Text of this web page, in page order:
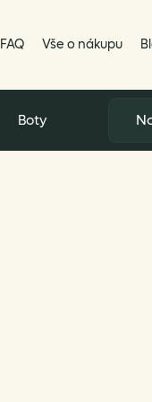
FAQ Vše o nákupu
Boty